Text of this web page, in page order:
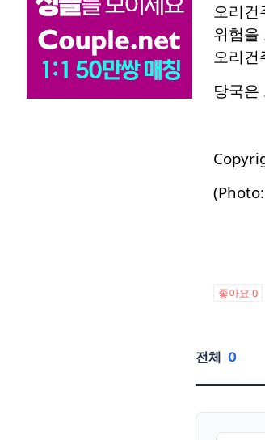
오리건
위험을
오리건
당국은
좋아요 0
전체 0